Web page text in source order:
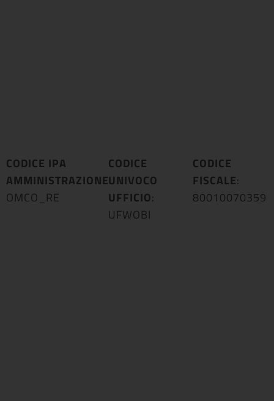
CODICE IPA
AMMINISTRAZIONE:
OMCO_RE
CODICE
UNIVOCO
UFFICIO:
UFWOBI
CODICE
FISCALE:
80010070359